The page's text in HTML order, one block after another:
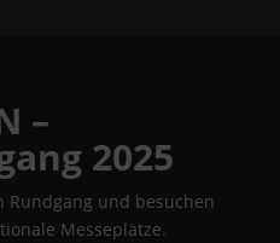
–
2025
Rundgang und besuchen
Messeplätze.